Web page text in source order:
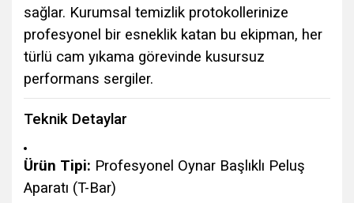
sağlar. Kurumsal temizlik protokollerinize
profesyonel bir esneklik katan bu ekipman, her
türlü cam yıkama görevinde kusursuz
performans sergiler.
Teknik Detaylar
Ürün Tipi: Profesyonel Oynar Başlıklı Peluş
Aparatı (T-Bar)